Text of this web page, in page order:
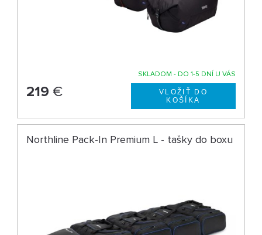
SKLADOM - DO 1-5 DNÍ U VÁS
219 €
Northline Pack-In Premium L - tašky do boxu